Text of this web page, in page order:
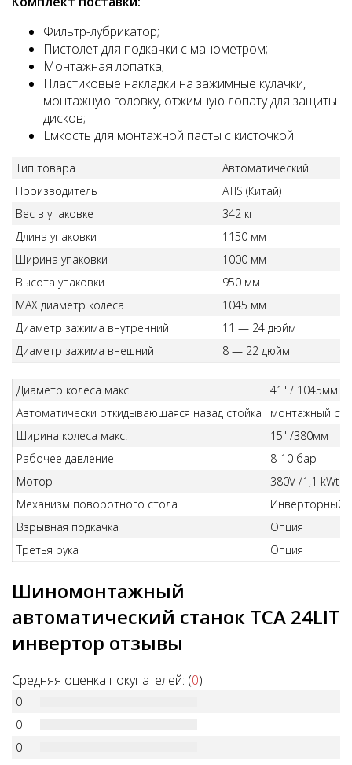
Фильтр-лубрикатор;
Пистолет для подкачки с манометром;
Монтажная лопатка;
Пластиковые накладки на зажимные кулачки,
монтажную головку, отжимную лопату для защиты
дисков;
Емкость для монтажной пасты с кисточкой.
Тип товара
Автоматический
Производитель
АТIS (Китай)
Вес в упаковке
342 кг
Длина упаковки
1150 мм
Ширина упаковки
1000 мм
Высота упаковки
950 мм
MAX диаметр колеса
1045 мм
Диаметр зажима внутренний
11 — 24 дюйм
Диаметр зажима внешний
8 — 22 дюйм
Диаметр колеса макс.
41" / 1045мм
Автоматически откидывающаяся назад стойка
монтажный
Ширина колеса макс.
15" /380мм
Рабочее давление
8-10 бар
Мотор
380V /1,1 kWt
Механизм поворотного стола
Инверторный,
Взрывная подкачка
Опция
Третья рука
Опция
Шиномонтажный
автоматический станок TCA 24LIT
инвертор отзывы
Средняя оценка покупателей: (0)
0
0
0